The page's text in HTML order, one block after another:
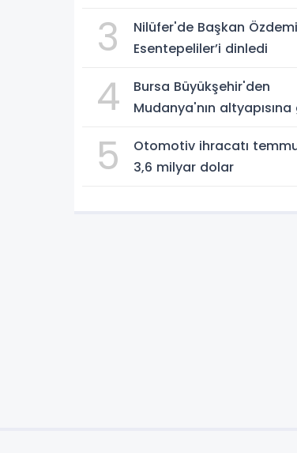
3
Nilüfer'de Başkan
Esentepeliler’i dinledi
4
Bursa Büyükşehir'den
Mudanya'nın
5
Otomotiv ihracatı
3,6 milyar dolar